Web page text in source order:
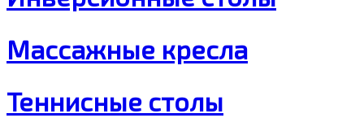
Массажные кресла
Теннисные столы